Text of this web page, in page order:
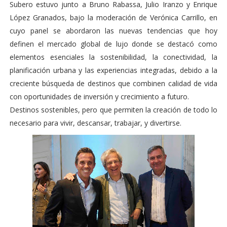
Subero estuvo junto a Bruno Rabassa, Julio Iranzo y Enrique
López Granados, bajo la moderación de Verónica Carrillo, en
cuyo panel se abordaron las nuevas tendencias que hoy
definen el mercado global de lujo donde se destacó como
elementos esenciales la sostenibilidad, la conectividad, la
planificación urbana y las experiencias integradas, debido a la
creciente búsqueda de destinos que combinen calidad de vida
con oportunidades de inversión y crecimiento a futuro.
Destinos sostenibles, pero que permiten la creación de todo lo
necesario para vivir, descansar, trabajar, y divertirse.